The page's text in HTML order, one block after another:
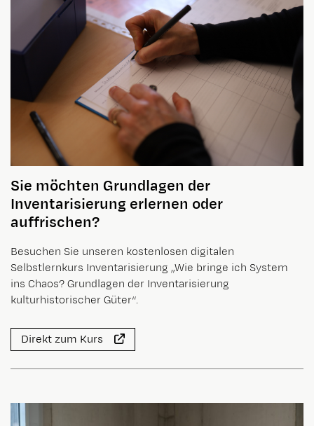
Sie möchten Grundlagen der
Inventarisierung erlernen oder
auffrischen?
Besuchen Sie unseren kostenlosen digitalen
Selbstlernkurs Inventarisierung „Wie bringe ich System
ins Chaos? Grundlagen der Inventarisierung
kulturhistorischer Güter“.
Direkt zum Kurs